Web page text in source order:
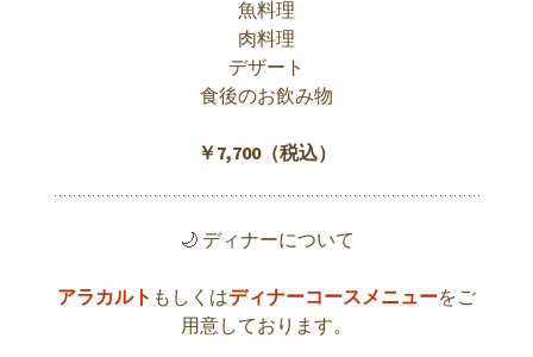
魚料理
肉料理
デザート
食後のお飲み物
￥7,700（税込）
🌙 ディナーについて
アラカルト もしくはディナーコースメニューをご
用意しております。